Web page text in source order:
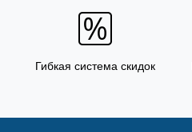
Гибкая система скидок